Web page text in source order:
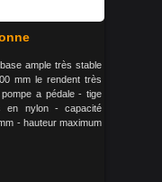
ample très stable
mm le rendent très
a pédale - tige
en nylon - capacité
- hauteur maximum